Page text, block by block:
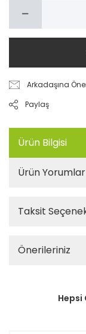
Arkadaşına
Paylaş
Ürün Bilgisi
Ürün
Taksit
Önerileriniz
Hepsi